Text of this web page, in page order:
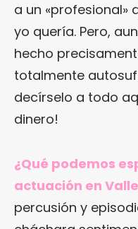
a un «profesional»
yo quería. Pero,
hecho
totalmente
decírselo a todo
dinero!
¿Qué podemos
actuación en
percusión y